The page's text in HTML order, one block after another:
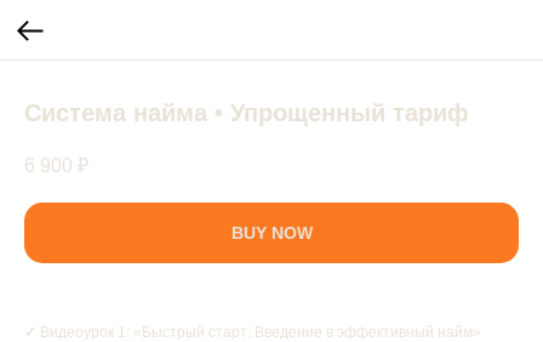
Система найма • Упрощенный тариф
6 900 ₽
BUY NOW
✓ Видеоурок 1: «Быстрый старт: Введение в эффективный найм»